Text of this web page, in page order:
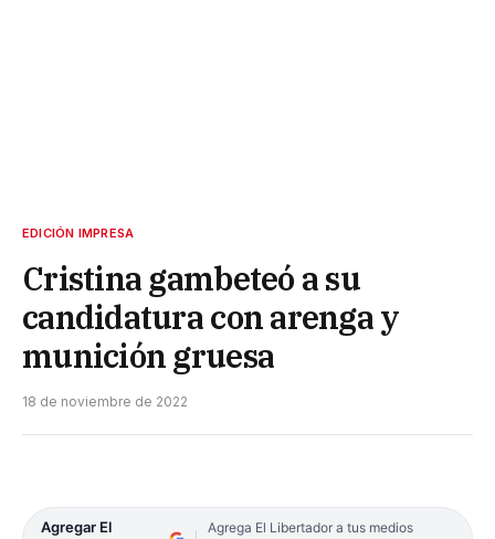
EDICIÓN IMPRESA
Cristina gambeteó a su
candidatura con arenga y
munición gruesa
18 de noviembre de 2022
Agregar El
Agrega El Libertador a tus medios